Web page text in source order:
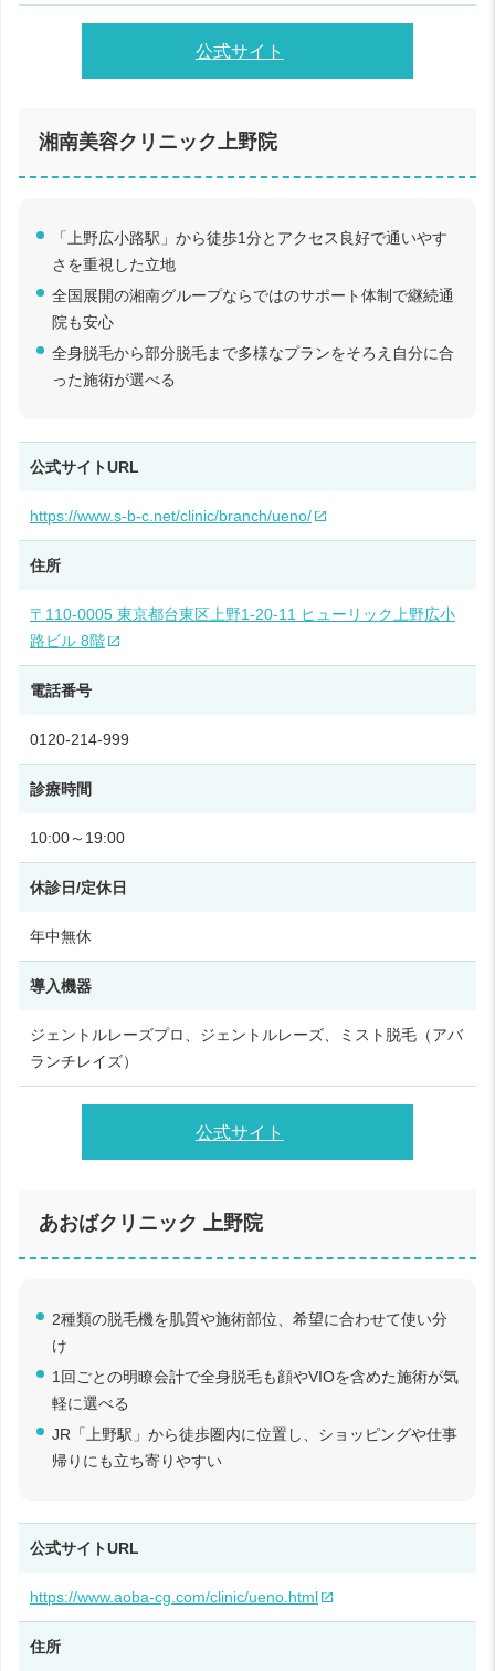
公式サイト
湘南美容クリニック上野院
「上野広小路駅」から徒歩1分とアクセス良好で通いやす
さを重視した立地
全国展開の湘南グループならではのサポート体制で継続通
院も安心
全身脱毛から部分脱毛まで多様なプランをそろえ自分に合
った施術が選べる
公式サイトURL
https://www.s-b-c.net/clinic/branch/ueno/
住所
〒110-0005 東京都台東区上野1-20-11 ヒューリック上野広小
路ビル 8階
電話番号
0120-214-999
診療時間
10:00～19:00
休診日/定休日
年中無休
導入機器
ジェントルレーズプロ、ジェントルレーズ、ミスト脱毛（アバ
ランチレイズ）
公式サイト
あおばクリニック 上野院
2種類の脱毛機を肌質や施術部位、希望に合わせて使い分
け
1回ごとの明瞭会計で全身脱毛も顔やVIOを含めた施術が気
軽に選べる
JR「上野駅」から徒歩圏内に位置し、ショッピングや仕事
帰りにも立ち寄りやすい
公式サイトURL
https://www.aoba-cg.com/clinic/ueno.html
住所